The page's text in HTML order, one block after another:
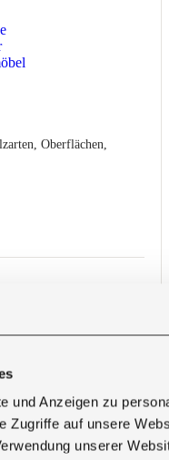
und Anzeigen zu
Zugriffe auf unsere
unserer
Oberflächen,